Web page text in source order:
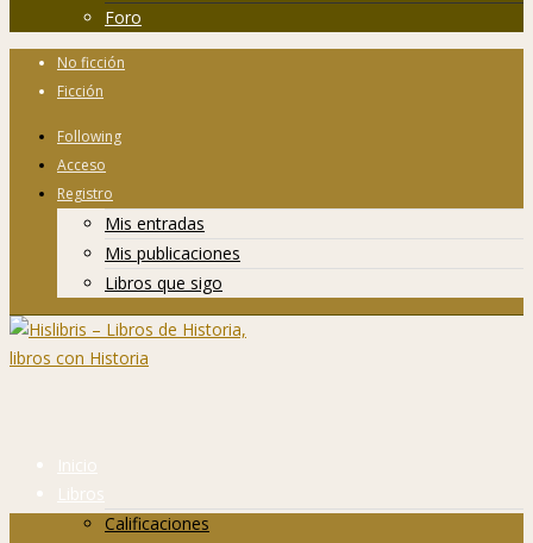
Foro
No ficción
Ficción
Following
Acceso
Registro
Mis entradas
Mis publicaciones
Libros que sigo
Inicio
Libros
Calificaciones